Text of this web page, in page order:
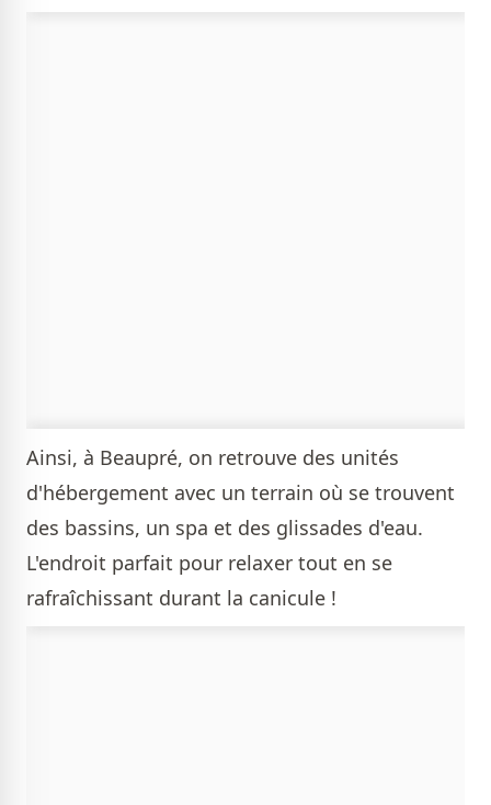
Ainsi, à Beaupré, on retrouve des unités
d'hébergement avec un terrain où se trouvent
des bassins, un spa et des glissades d'eau.
L'endroit parfait pour relaxer tout en se
rafraîchissant durant la canicule !